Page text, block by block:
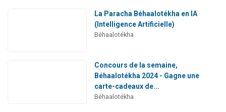
La Paracha Béhaalotékha en IA
(Intelligence Artificielle)
Béhaalotékha
Concours de la semaine,
Béhaalotékha 2024 - Gagne une
carte-cadeaux de...
Béhaalotékha